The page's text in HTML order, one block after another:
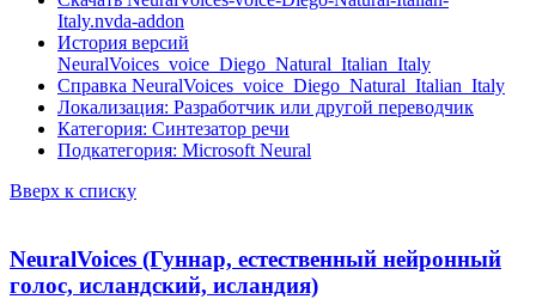
Italy.nvda-addon
История версий
NeuralVoices_voice_Diego_Natural_Italian_Italy
Справка NeuralVoices_voice_Diego_Natural_Italian_Italy
Локализация: Разработчик или другой переводчик
Категория: Синтезатор речи
Подкатегория: Microsoft Neural
Вверх к списку
NeuralVoices (Гуннар, естественный нейронный
голос, исландский, исландия)